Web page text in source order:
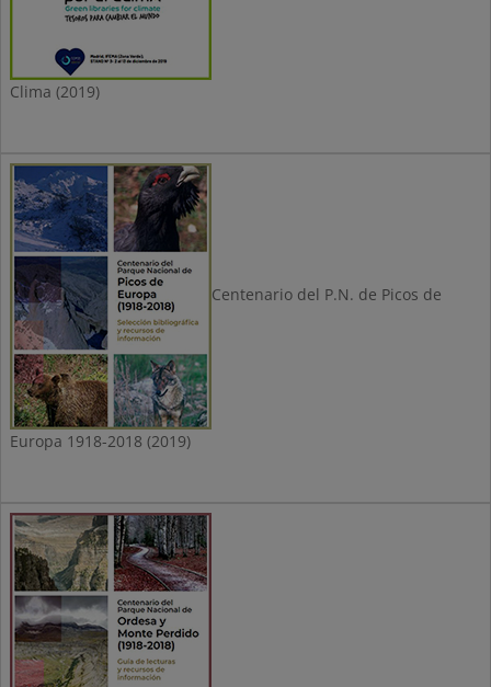
Clima (2019)
Centenario del P.N. de Picos de
Europa 1918-2018 (2019)